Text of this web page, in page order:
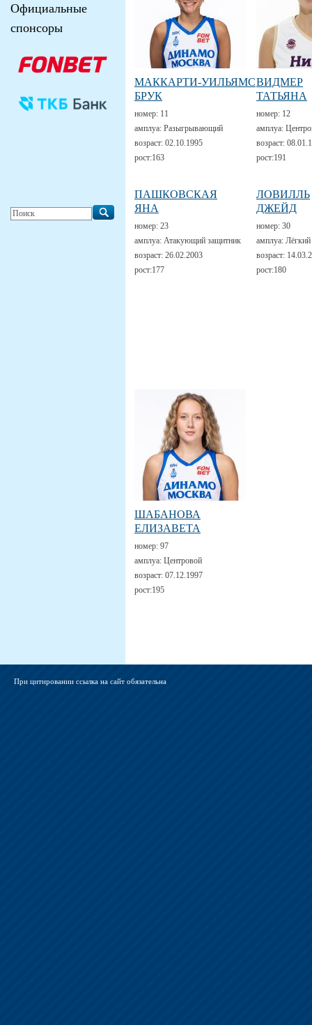
МАККАРТИ-УИЛЬЯМС
БРУК
номер: 11
амплуа: Разыгрывающий
возраст: 02.10.1995
рост:163
ВИДМЕР
ТАТЬЯНА
номер: 12
амплуа:
возраст:
рост:191
ПАШКОВСКАЯ
ЯНА
номер: 23
амплуа: Атакующий защитник
возраст: 26.02.2003
рост:177
ЛОВИЛЛЬ
ДЖЕЙД
номер: 30
амплуа:
возраст:
рост:180
ШАБАНОВА
ЕЛИЗАВЕТА
номер: 97
амплуа: Центровой
возраст: 07.12.1997
рост:195
Официальные
спонсоры
При цитировании ссылка на сайт обязательна